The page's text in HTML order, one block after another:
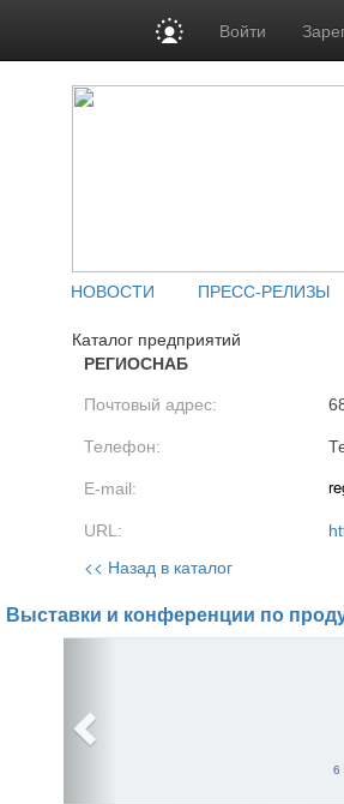
Войти
НОВОСТИ ПРЕСС-РЕЛИЗЫ
Каталог предприятий
РЕГИОСНАБ
Почтовый адрес:
Телефон:
E-mail:
URL:
<< Назад в каталог
Выставки и конференции по
6